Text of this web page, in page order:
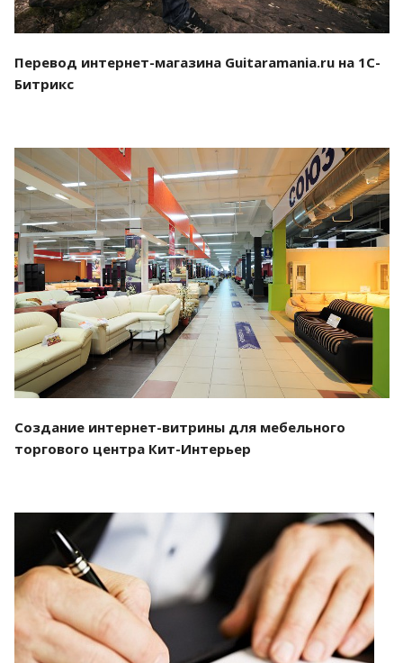
Перевод интернет-магазина Guitaramania.ru на 1С-
Битрикс
Смотреть проект
Создание интернет-витрины для мебельного
торгового центра Кит-Интерьер
Смотреть проект